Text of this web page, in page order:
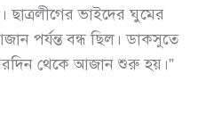
ভাইদের ঘুমের
পর্যন্ত বন্ধ ছিল। ডাকসুতে
থেকে আজান শুরু হয়।”